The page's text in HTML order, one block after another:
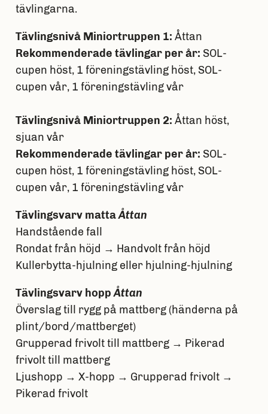
tävlingarna.
Tävlingsnivå Miniortruppen 1: Åttan
Rekommenderade tävlingar per år: SOL-
cupen höst, 1 föreningstävling höst, SOL-
cupen vår, 1 föreningstävling vår
Tävlingsnivå Miniortruppen 2: Åttan höst,
sjuan vår
Rekommenderade tävlingar per år: SOL-
cupen höst, 1 föreningstävling höst, SOL-
cupen vår, 1 föreningstävling vår
Tävlingsvarv mattaÅttan
Handstående fall
Rondat från höjd → Handvolt från höjd
Kullerbytta-hjulning eller hjulning-hjulning
Tävlingsvarv hoppÅttan
Överslag till rygg på mattberg (händerna på
plint/bord/mattberget)
Grupperad frivolt till mattberg → Pikerad
frivolt till mattberg
Ljushopp → X-hopp → Grupperad frivolt →
Pikerad frivolt